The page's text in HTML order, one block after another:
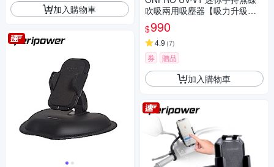
加入購物車
吹吸兩用吸塵器【吸力升級
版】
$990
4.9 (7)
券 贈品
加入購物車